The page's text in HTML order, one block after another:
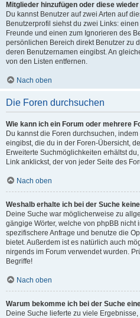
Mitglieder hinzufügen oder diese
Du kannst Benutzer auf zwei Arten auf
Benutzerprofil siehst du zwei Links:
Freunde und einen zum Ignorieren des
persönlichen Bereich direkt Benutzer zu
deren Benutzernamen eingibst. An
von den Listen entfernen.
Nach oben
Die Foren durchsuchen
Wie kann ich ein Forum oder mehrere
Du kannst die Foren durchsuchen,
eingibst, die du in der Foren-Übersicht,
Erweiterte Suchmöglichkeiten erhältst
Link anklickst, der von jeder Seite des
Nach oben
Weshalb erhalte ich bei der Suche
Deine Suche war möglicherweise zu
gängige Wörter, welche von phpBB nicht
spezifischere Anfrage und benutze die
bietet. Außerdem ist es natürlich auch
nirgends im Forum verwendet wurden.
Begriffe!
Nach oben
Warum bekomme ich bei der Suche
Deine Suche lieferte zu viele